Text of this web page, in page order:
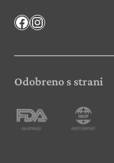
Facebook
Instagram
Odobreno s strani